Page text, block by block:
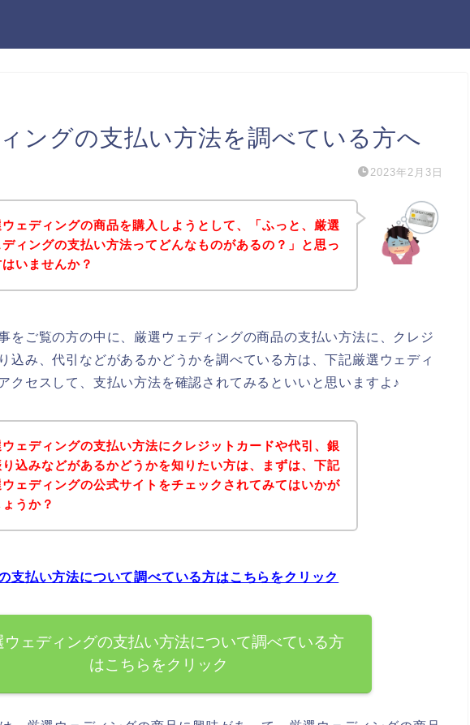
ングの支払い方法を調べている方へ
2023年2月3日
ウェディングの商品を購入しようとして、「ふっと、厳選
ディングの支払い方法ってどんなものがあるの？」と思っ
いませんか？
をご覧の方の中に、厳選ウェディングの商品の支払い方法に、クレジ
込み、代引などがあるかどうかを調べている方は、下記厳選ウェディ
クセスして、支払い方法を確認されてみるといいと思いますよ♪
ウェディングの支払い方法にクレジットカードや代引、銀
り込みなどがあるかどうかを知りたい方は、まずは、下記
ウェディングの公式サイトをチェックされてみてはいかが
うか？
支払い方法について調べている方はこちらをクリック
ウェディングの支払い方法について調べている方
はこちらをクリック